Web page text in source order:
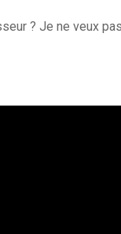
? Je ne veux